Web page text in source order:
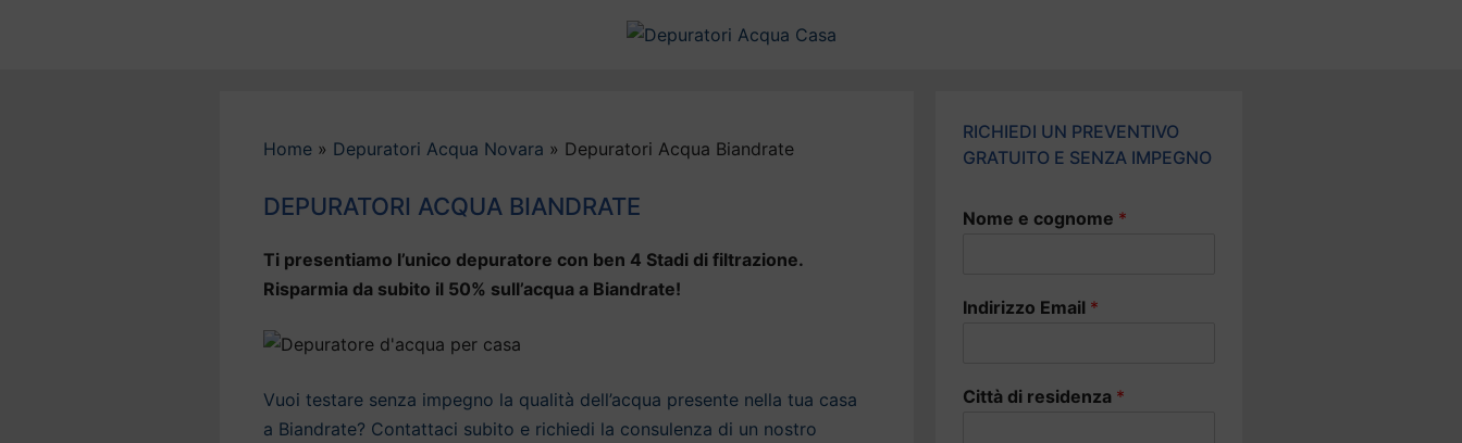
Home » Depuratori Acqua Novara » Depuratori Acqua Biandrate
DEPURATORI ACQUA BIANDRATE
Ti presentiamo l’unico depuratore con ben 4 Stadi di filtrazione.
Risparmia da subito il 50% sull’acqua a Biandrate!
Vuoi testare senza impegno la qualità dell’acqua presente nella tua casa
a Biandrate? Contattaci subito e richiedi la consulenza di un nostro
RICHIEDI UN PREVENTIVO
GRATUITO E SENZA IMPEGNO
Nome e cognome *
Indirizzo Email *
Città di residenza *